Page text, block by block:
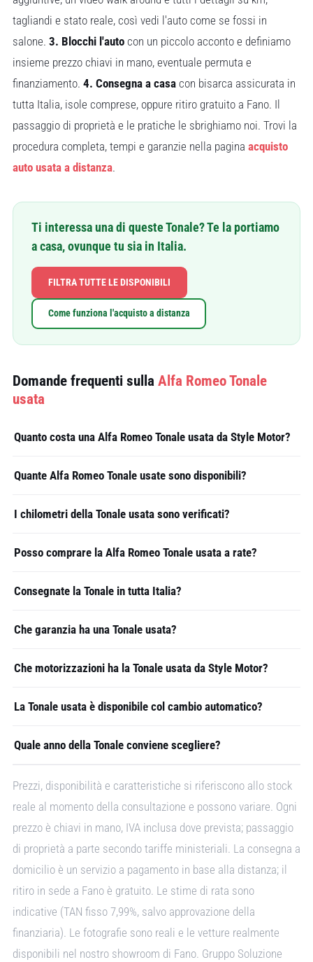
tagliandi e stato reale, così vedi l'auto come se fossi in
salone. 3. Blocchi l'auto con un piccolo acconto e definiamo
insieme prezzo chiavi in mano, eventuale permuta e
finanziamento. 4. Consegna a casa con bisarca assicurata in
tutta Italia, isole comprese, oppure ritiro gratuito a Fano. Il
passaggio di proprietà e le pratiche le sbrighiamo noi. Trovi la
procedura completa, tempi e garanzie nella pagina acquisto
auto usata a distanza.
Ti interessa una di queste Tonale? Te la portiamo
a casa, ovunque tu sia in Italia.
FILTRA TUTTE LE DISPONIBILI
Come funziona l'acquisto a distanza
Domande frequenti sulla Alfa Romeo Tonale
usata
Quanto costa una Alfa Romeo Tonale usata da Style Motor?
Quante Alfa Romeo Tonale usate sono disponibili?
I chilometri della Tonale usata sono verificati?
Posso comprare la Alfa Romeo Tonale usata a rate?
Consegnate la Tonale in tutta Italia?
Che garanzia ha una Tonale usata?
Che motorizzazioni ha la Tonale usata da Style Motor?
La Tonale usata è disponibile col cambio automatico?
Quale anno della Tonale conviene scegliere?
Prezzi, disponibilità e caratteristiche si riferiscono allo stock
reale al momento della consultazione e possono variare. Ogni
prezzo è chiavi in mano, IVA inclusa dove prevista; passaggio
di proprietà a parte secondo tariffe ministeriali. La consegna a
domicilio è un servizio a pagamento in base alla distanza; il
ritiro in sede a Fano è gratuito. Le stime di rata sono
indicative (TAN fisso 7,99%, salvo approvazione della
finanziaria). Le fotografie sono reali e le vetture realmente
disponibili nel nostro showroom di Fano. Gruppo Soluzione